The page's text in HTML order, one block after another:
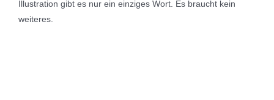
Illustration gibt es nur ein einziges Wort. Es braucht kein
weiteres.